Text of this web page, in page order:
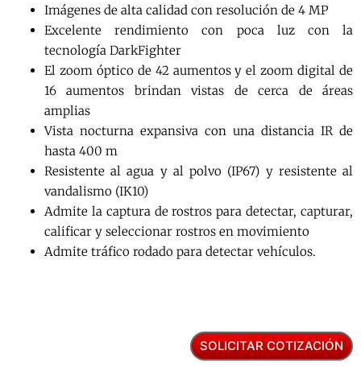
Imágenes de alta calidad con resolución de 4 MP
Excelente rendimiento con poca luz con la
tecnología DarkFighter
El zoom óptico de 42 aumentos y el zoom digital de
16 aumentos brindan vistas de cerca de áreas
amplias
Vista nocturna expansiva con una distancia IR de
hasta 400 m
Resistente al agua y al polvo (IP67) y resistente al
vandalismo (IK10)
Admite la captura de rostros para detectar, capturar,
calificar y seleccionar rostros en movimiento
Admite tráfico rodado para detectar vehículos.
SOLICITAR COTIZACIÓN